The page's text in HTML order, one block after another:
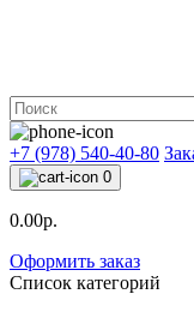
+7 (978) 540-40-80
0
0.00р.
Оформить заказ
Список категорий